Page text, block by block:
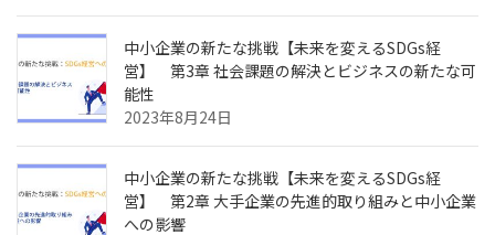
中小企業の新たな挑戦【未来を変えるSDGs経
営】 第3章 社会課題の解決とビジネスの新たな可
能性
2023年8月24日
中小企業の新たな挑戦【未来を変えるSDGs経
営】 第2章 大手企業の先進的取り組みと中小企業
への影響